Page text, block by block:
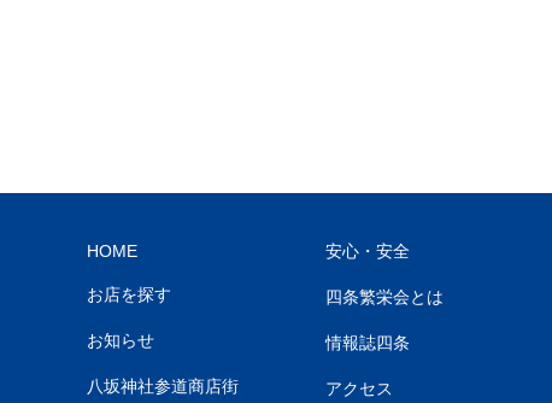
HOME
お店を探す
お知らせ
八坂神社参道商店街
安心・安全
四条繁栄会とは
情報誌四条
アクセス